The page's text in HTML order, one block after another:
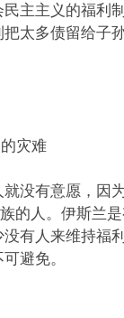
主主义的福利
太多债留给子
灾难
没有意愿，因
的人。伊斯兰
有人来维持福
避免。